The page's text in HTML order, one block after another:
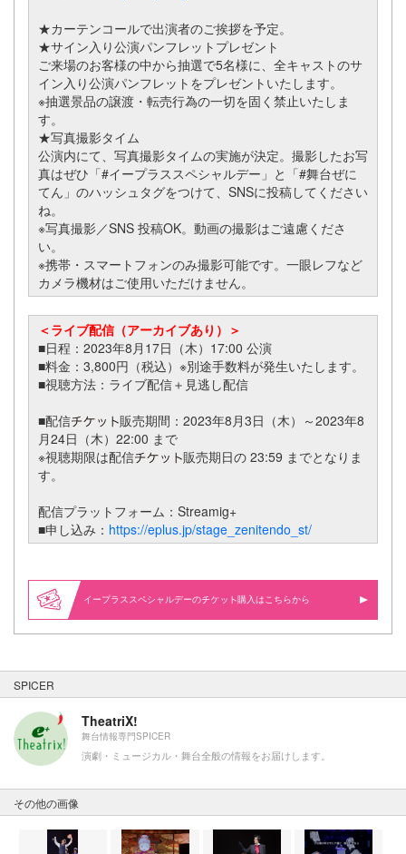
★カーテンコールで出演者のご挨拶を予定。
★サイン入り公演パンフレットプレゼント
ご来場のお客様の中から抽選で5名様に、全キャストのサ
イン入り公演パンフレットをプレゼントいたします。
※抽選景品の譲渡・転売行為の一切を固く禁止いたしま
す。
★写真撮影タイム
公演内にて、写真撮影タイムの実施が決定。撮影したお写
真はぜひ「#イープラススペシャルデー」と「#舞台ぜに
てん」のハッシュタグをつけて、SNSに投稿してください
ね。
※写真撮影／SNS 投稿OK。動画の撮影はご遠慮くださ
い。
※携帯・スマートフォンのみ撮影可能です。一眼レフなど
カメラ機材はご使用いただけません。
＜ライブ配信（アーカイブあり）＞
■日程：2023年8月17日（木）17:00 公演
■料金：3,800円（税込）※別途手数料が発生いたします。
■視聴方法：ライブ配信＋見逃し配信
■配信
販売期間：2023年8月3日（木）～2023年8
月24日（木）22:00 まで
※視聴期限は配信
販売期日の 23:59 までとなりま
す。
配信プラットフォーム：Streamig+
■申し込み： https://eplus.jp/stage_zenitendo_st/
イープラススペシャルデーの 購入はこちらから
SPICER
TheatriX!
舞台情報専門SPICER
演劇・ミュージカル・舞台全般の情報をお届けします。
その他の画像